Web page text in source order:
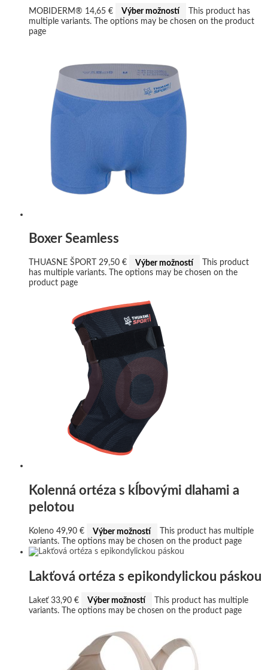
MOBIDERM® 14,65 € Výber možností
This product has
multiple variants. The options may be chosen on the product
page
Boxer Seamless
THUASNE ŠPORT 29,50 € Výber možností
This product
has multiple variants. The options may be chosen on the
product page
Kolenná ortéza s kĺbovými dlahami a
pelotou
Koleno 49,90 € Výber možností
This product has multiple
variants. The options may be chosen on the product page
Lakťová ortéza s epikondylickou páskou
Lakeť 33,90 € Výber možností
This product has multiple
variants. The options may be chosen on the product page